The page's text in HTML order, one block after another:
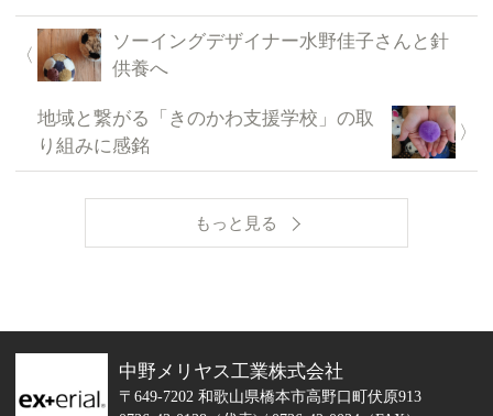
ソーイングデザイナー水野佳子さんと針
供養へ
地域と繋がる「きのかわ支援学校」の取
り組みに感銘
もっと見る
中野メリヤス工業株式会社
〒649-7202 和歌山県橋本市高野口町伏原913